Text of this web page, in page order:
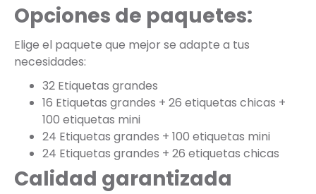
Opciones de paquetes:
Elige el paquete que mejor se adapte a tus
necesidades:
32 Etiquetas grandes
16 Etiquetas grandes + 26 etiquetas chicas +
100 etiquetas mini
24 Etiquetas grandes + 100 etiquetas mini
24 Etiquetas grandes + 26 etiquetas chicas
Calidad garantizada